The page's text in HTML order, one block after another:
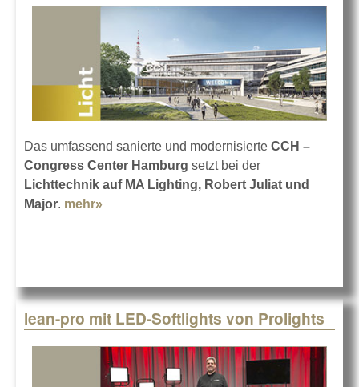
Das umfassend sanierte und modernisierte CCH –
Congress Center Hamburg setzt bei der
Lichttechnik auf MA Lighting, Robert Juliat und
Major. mehr»
lean-pro mit LED-Softlights von Prolights